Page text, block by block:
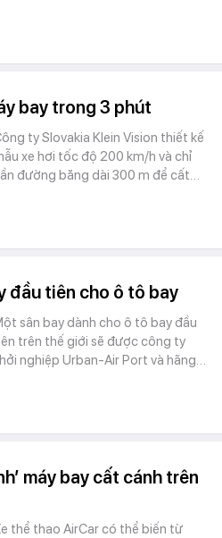
bay trong 3 phút
ty Slovakia Klein Vision thiết kế
xe hơi tốc độ 200 km/h và chỉ
đường băng dài 300 m để cất…
đầu tiên cho ô tô bay
sân bay dành cho ô tô bay đầu
trên thế giới sẽ được công ty
nghiệp Urban-Air Port và hãng…
máy bay cất cánh trên
thể thao AirCar có thể biến từ